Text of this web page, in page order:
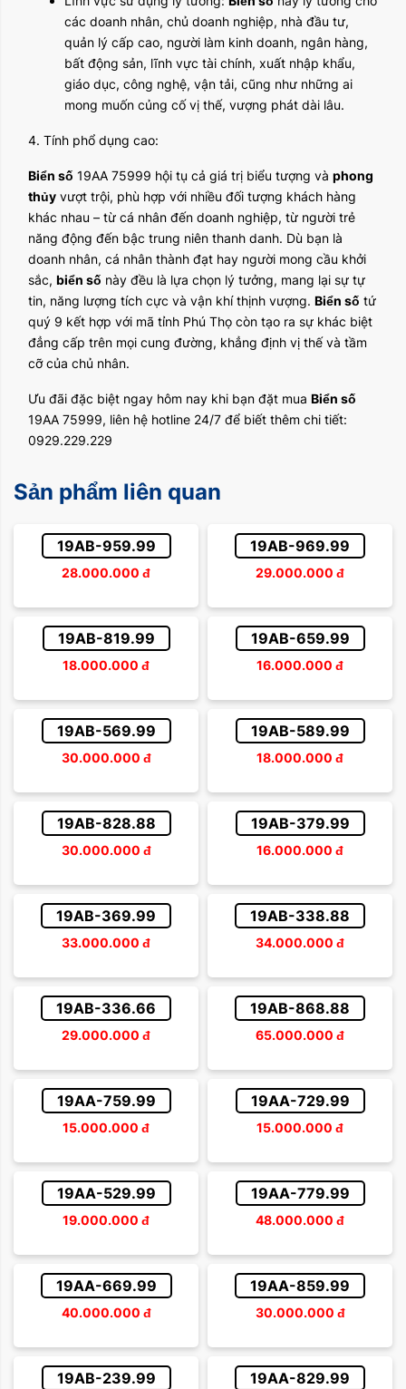
các doanh nhân, chủ doanh nghiệp, nhà đầu tư,
quản lý cấp cao, người làm kinh doanh, ngân hàng,
bất động sản, lĩnh vực tài chính, xuất nhập khẩu,
giáo dục, công nghệ, vận tải, cũng như những ai
mong muốn củng cố vị thế, vượng phát dài lâu.
4. Tính phổ dụng cao:
Biển số 19AA 75999 hội tụ cả giá trị biểu tượng và phong
thủy vượt trội, phù hợp với nhiều đối tượng khách hàng
khác nhau – từ cá nhân đến doanh nghiệp, từ người trẻ
năng động đến bậc trung niên thanh danh. Dù bạn là
doanh nhân, cá nhân thành đạt hay người mong cầu khởi
sắc, biển số này đều là lựa chọn lý tưởng, mang lại sự tự
tin, năng lượng tích cực và vận khí thịnh vượng. Biển số tứ
quý 9 kết hợp với mã tỉnh Phú Thọ còn tạo ra sự khác biệt
đẳng cấp trên mọi cung đường, khẳng định vị thế và tầm
cỡ của chủ nhân.
Ưu đãi đặc biệt ngay hôm nay khi bạn đặt mua Biển số
19AA 75999, liên hệ hotline 24/7 để biết thêm chi tiết:
0929.229.229
Sản phẩm liên quan
19AB-959.99
28.000.000 đ
19AB-969.99
29.000.000 đ
19AB-819.99
18.000.000 đ
19AB-659.99
16.000.000 đ
19AB-569.99
30.000.000 đ
19AB-589.99
18.000.000 đ
19AB-828.88
30.000.000 đ
19AB-379.99
16.000.000 đ
19AB-369.99
33.000.000 đ
19AB-338.88
34.000.000 đ
19AB-336.66
29.000.000 đ
19AB-868.88
65.000.000 đ
19AA-759.99
15.000.000 đ
19AA-729.99
15.000.000 đ
19AA-529.99
19.000.000 đ
19AA-779.99
48.000.000 đ
19AA-669.99
40.000.000 đ
19AA-859.99
30.000.000 đ
19AB-239.99 19AA-829.99